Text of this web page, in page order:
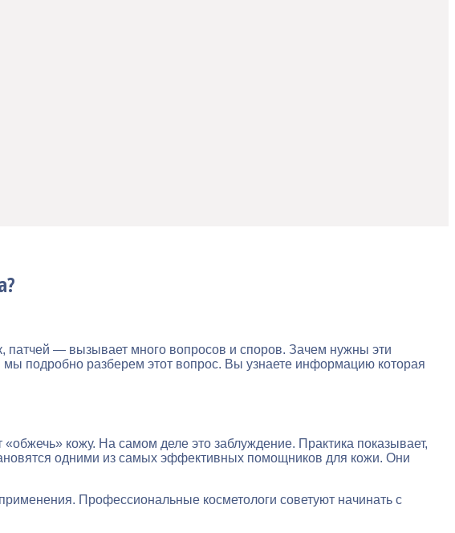
патчей — вызывает много вопросов и споров. Зачем нужны эти
подробно разберем этот вопрос. Вы узнаете информацию которая
кожу. На самом деле это заблуждение. Практика показывает,
одними из самых эффективных помощников для кожи. Они
Профессиональные косметологи советуют начинать с